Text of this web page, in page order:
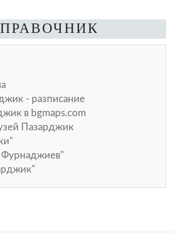
- разписание
в bgmaps.com
Пазарджик
Фурнаджиев"